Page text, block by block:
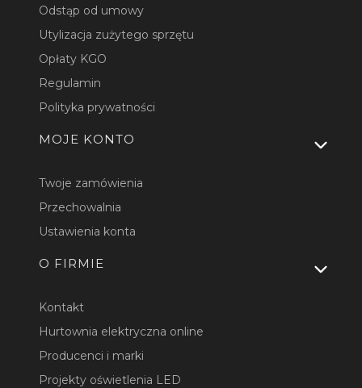
Odstąp od umowy
Utylizacja zużytego sprzętu
Opłaty KGO
Regulamin
Polityka prywatności
MOJE KONTO
Twoje zamówienia
Przechowalnia
Ustawienia konta
O FIRMIE
Kontakt
Hurtownia elektryczna online
Producenci i marki
Projekty oświetlenia LED